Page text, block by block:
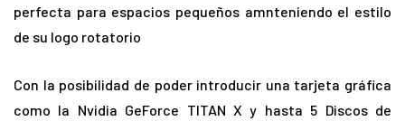
perfecta para espacios pequeños amnteniendo el estilo
de su logo rotatorio
Con la posibilidad de poder introducir una tarjeta gráfica
como la Nvidia GeForce TITAN X y hasta 5 Discos de